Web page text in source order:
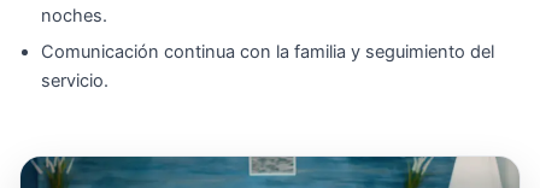
noches.
Comunicación continua con la familia y seguimiento del
servicio.